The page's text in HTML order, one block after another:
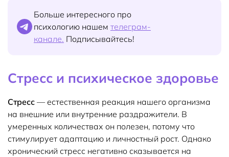
Больше интересного про
психологию нашем телеграм-
канале. Подписывайтесь!
Стресс и психическое здоровье
Стресс — естественная реакция нашего организма
на внешние или внутренние раздражители. В
умеренных количествах он полезен, потому что
стимулирует адаптацию и личностный рост. Однако
хронический стресс негативно сказывается на